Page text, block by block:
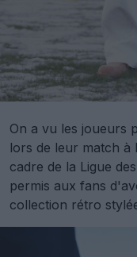
On a vu les joueurs
lors de leur match à
cadre de la Ligue
permis aux fans
collection rétro